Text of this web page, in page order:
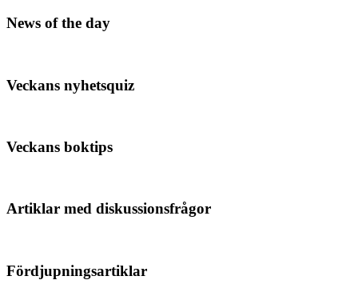
News of the day
Veckans nyhetsquiz
Veckans boktips
Artiklar med diskussionsfrågor
Fördjupningsartiklar